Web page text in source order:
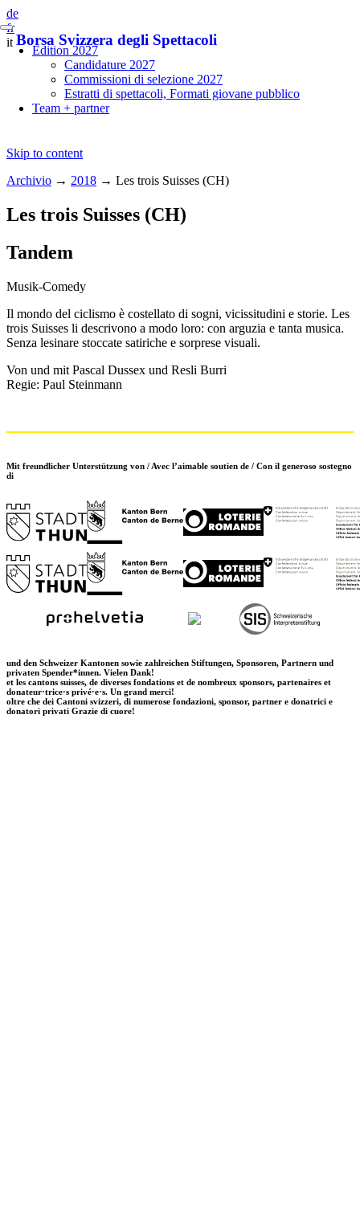
de
fr
it Borsa Svizzera degli Spettacoli
Skip to content
Edition 2027
Candidature 2027
Commissioni di selezione 2027
Estratti di spettacoli, Formati giovane pubblico
Team + partner
Archivio → 2018 → Les trois Suisses (CH)
Les trois Suisses (CH)
Tandem
Musik-Comedy
Il mondo del ciclismo è costellato di sogni, vicissitudini e storie. Les
trois Suisses li descrivono a modo loro: con arguzia e tanta musica.
Senza lesinare stoccate satiriche e sorprese visuali.
Von und mit Pascal Dussex und Resli Burri
Regie: Paul Steinmann
Mit freundlicher Unterstützung von / Avec l’aimable soutien de / Con il generoso sostegno
di
und den Schweizer Kantonen sowie zahlreichen Stiftungen, Sponsoren, Partnern und
privaten Spender*innen. Vielen Dank!
et les cantons suisses, de diverses fondations et de nombreux sponsors, partenaires et
donateur·trice·s privé·e·s. Un grand merci!
oltre che dei Cantoni svizzeri, di numerose fondazioni, sponsor, partner e donatrici e
donatori privati Grazie di cuore!